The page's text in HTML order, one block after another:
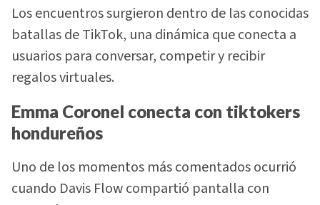
Los encuentros surgieron dentro de las conocidas
batallas de TikTok, una dinámica que conecta a
usuarios para conversar, competir y recibir
regalos virtuales.
Emma Coronel conecta con tiktokers
hondureños
Uno de los momentos más comentados ocurrió
cuando Davis Flow compartió pantalla con